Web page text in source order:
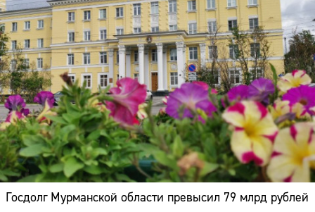
Госдолг Мурманской области превысил 79 млрд рублей